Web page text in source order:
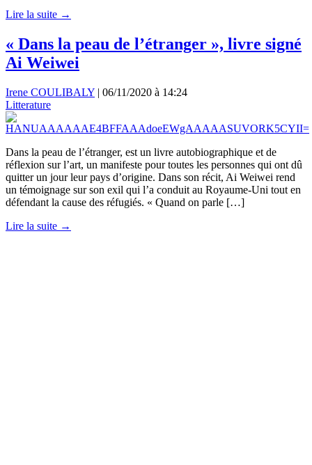
Lire la suite →
« Dans la peau de l’étranger », livre signé
Ai Weiwei
Irene COULIBALY | 06/11/2020 à 14:24
Litterature
Dans la peau de l’étranger, est un livre autobiographique et de
réflexion sur l’art, un manifeste pour toutes les personnes qui ont dû
quitter un jour leur pays d’origine. Dans son récit, Ai Weiwei rend
un témoignage sur son exil qui l’a conduit au Royaume-Uni tout en
défendant la cause des réfugiés. « Quand on parle […]
Lire la suite →